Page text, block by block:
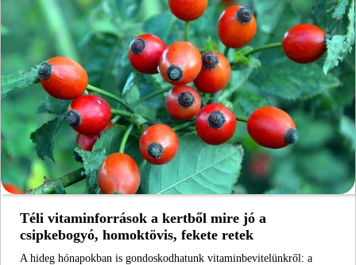
Téli vitaminforrások a kertből mire jó a
csipkebogyó, homoktövis, fekete retek
A hideg hónapokban is gondoskodhatunk vitaminbevitelünkről: a